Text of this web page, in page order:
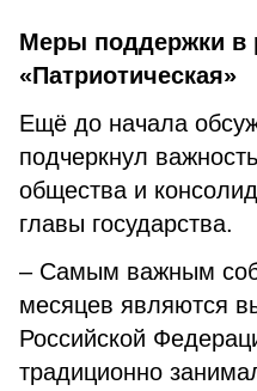
Меры поддержки в
«Патриотическая»
Ещё до начала
подчеркнул
общества и
главы государства.
– Самым важным
месяцев являются
Российской
традиционно